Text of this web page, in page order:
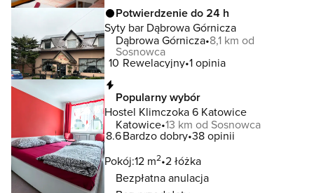
Potwierdzenie do 24 h
Syty bar Dąbrowa Górnicza
Dąbrowa Górnicza 8,1 km od
Sosnowca
10 Rewelacyjny 1 opinia
Popularny wybór
Hostel Klimczoka 6 Katowice
Katowice 13 km od Sosnowca
8.6Bardzo dobry 38 opinii
Pokój:12 m2 2 łóżka
Bezpłatna anulacja